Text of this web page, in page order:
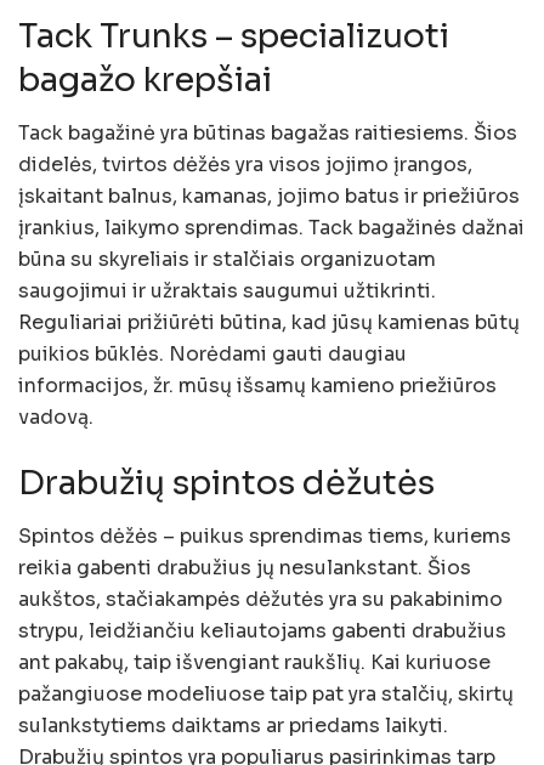
Tack Trunks – specializuoti
bagažo krepšiai
Tack bagažinė yra būtinas bagažas raitiesiems. Šios
didelės, tvirtos dėžės yra visos jojimo įrangos,
įskaitant balnus, kamanas, jojimo batus ir priežiūros
įrankius, laikymo sprendimas. Tack bagažinės dažnai
būna su skyreliais ir stalčiais organizuotam
saugojimui ir užraktais saugumui užtikrinti.
Reguliariai prižiūrėti būtina, kad jūsų kamienas būtų
puikios būklės. Norėdami gauti daugiau
informacijos, žr. mūsų išsamų kamieno priežiūros
vadovą.
Drabužių spintos dėžutės
Spintos dėžės – puikus sprendimas tiems, kuriems
reikia gabenti drabužius jų nesulankstant. Šios
aukštos, stačiakampės dėžutės yra su pakabinimo
strypu, leidžiančiu keliautojams gabenti drabužius
ant pakabų, taip išvengiant raukšlių. Kai kuriuose
pažangiuose modeliuose taip pat yra stalčių, skirtų
sulankstytiems daiktams ar priedams laikyti.
Drabužių spintos yra populiarus pasirinkimas tarp